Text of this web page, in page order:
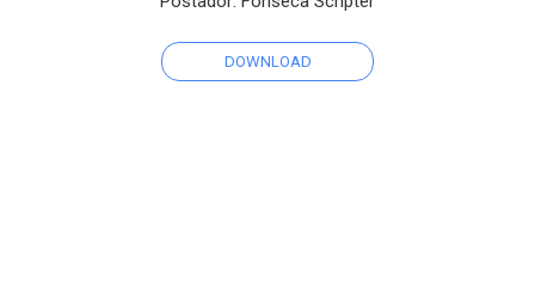
DOWNLOAD